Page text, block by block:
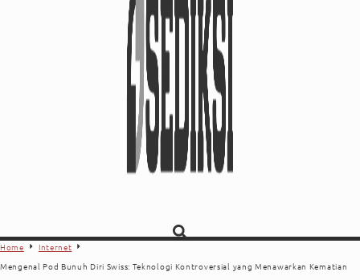
Home
Internet
Mengenal Pod Bunuh Diri Swiss: Teknologi Kontroversial yang Menawarkan Kematian